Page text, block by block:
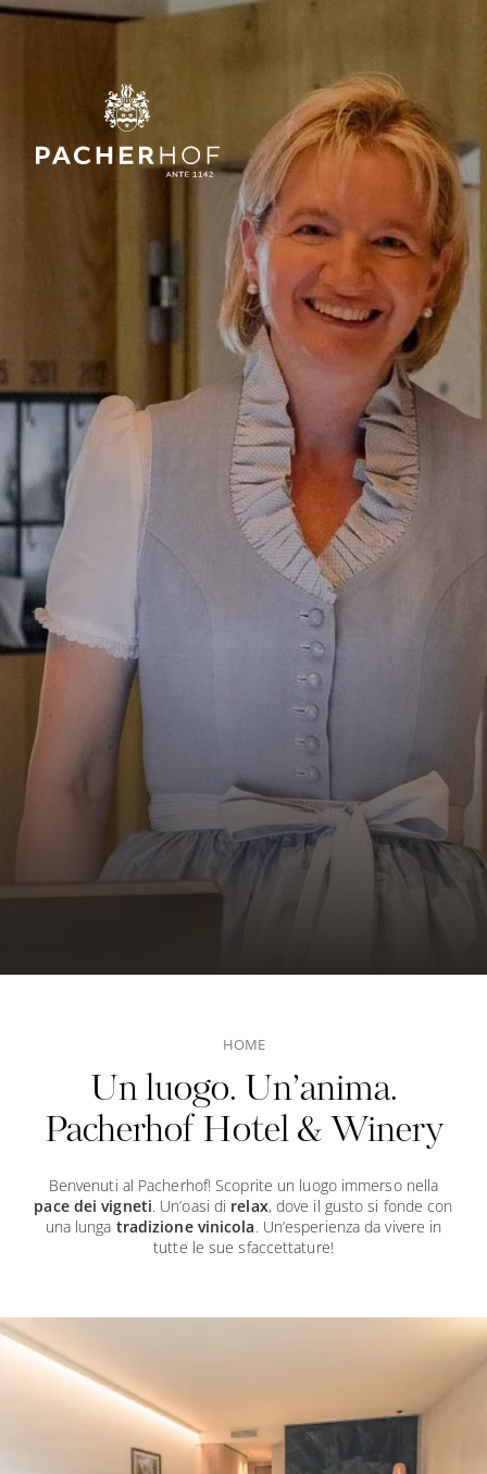
HOME
Un luogo. Un’anima.
Pacherhof Hotel & Winery
Benvenuti al Pacherhof! Scoprite un luogo immerso nella
pace dei vigneti. Un’oasi di relax, dove il gusto si fonde con
una lunga tradizione vinicola. Un’esperienza da vivere in
tutte le sue sfaccettature!